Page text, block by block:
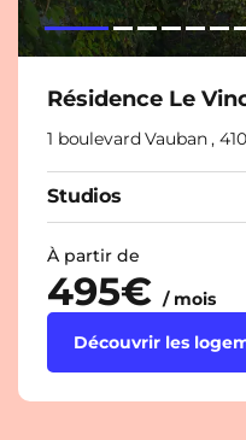
Résidence Le
1 boulevard Vauban ,
Studios
À partir de
495€ / mois
Découvrir les